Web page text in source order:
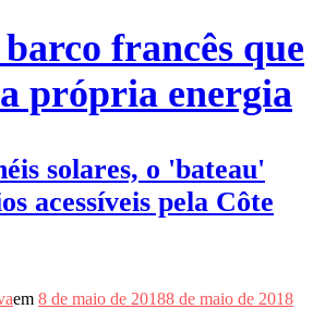
barco francês que
própria energia
solares, o 'bateau'
acessíveis pela Côte
em 8 de maio de 20188 de maio de 2018